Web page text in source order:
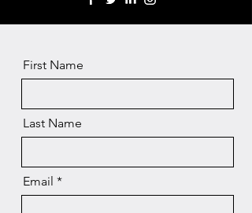
First Name
Last Name
Email